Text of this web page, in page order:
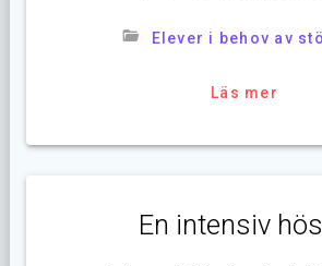
Elever i behov av
Läs mer
En intensiv